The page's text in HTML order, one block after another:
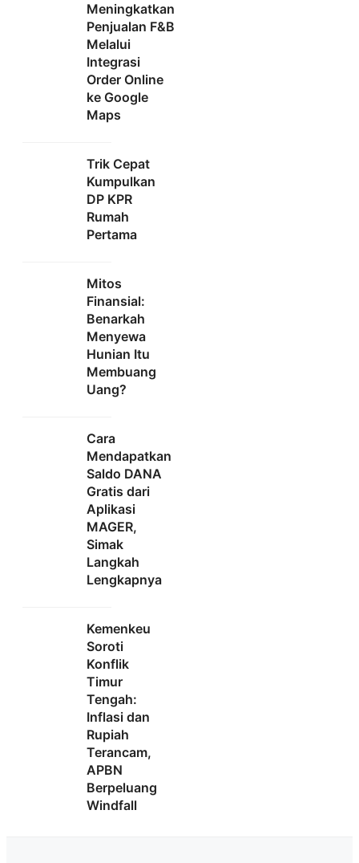
Meningkatkan
Penjualan F&B
Melalui
Integrasi
Order Online
ke Google
Maps
Trik Cepat
Kumpulkan
DP KPR
Rumah
Pertama
Mitos
Finansial:
Benarkah
Menyewa
Hunian Itu
Membuang
Uang?
Cara
Mendapatkan
Saldo DANA
Gratis dari
Aplikasi
MAGER,
Simak
Langkah
Lengkapnya
Kemenkeu
Soroti
Konflik
Timur
Tengah:
Inflasi dan
Rupiah
Terancam,
APBN
Berpeluang
Windfall